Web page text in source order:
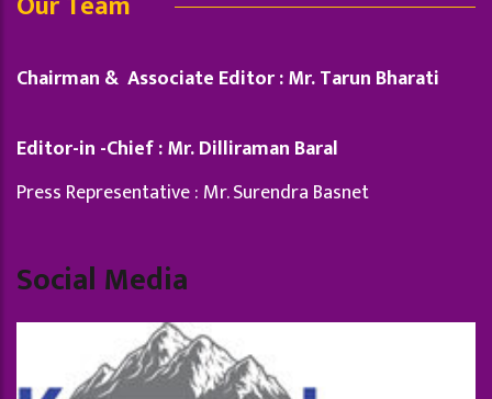
Chairman & Associate Editor : Mr. Tarun Bharati
Editor-in -Chief : Mr. Dilliraman Baral
Press Representative : Mr. Surendra Basnet
Social Media